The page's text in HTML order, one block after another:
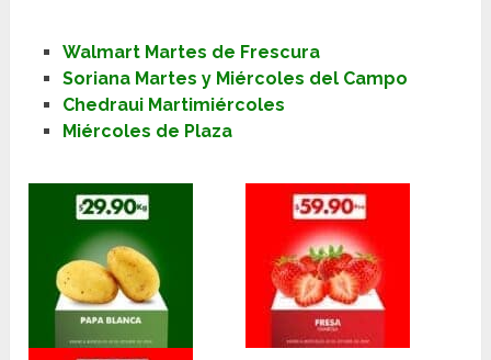
Walmart Martes de Frescura
Soriana Martes y Miércoles del Campo
Chedraui Martimiércoles
Miércoles de Plaza